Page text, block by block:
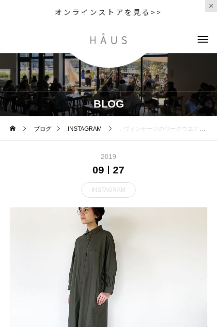
オンラインストアを見る>>
BLOG
ブログ INSTAGRAM ．ヴィンテージのワークウエアからインスピレーションを受けてデザインされた#MHL#COTTON OXFORDリラックスしたサイズ感と上質な素材感がMHLらしい仕上がり。ボタン開きのデザインなので羽織りものとしても◎color カーキ#MHL#COTTON OXFORD#ワークウエア#shirt#hausmatsue #島根#松江
2019
09 27
INSTAGRAM